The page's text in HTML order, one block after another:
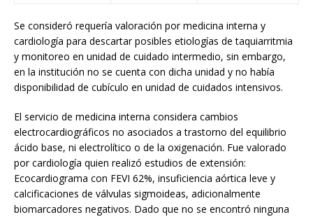
Se consideró requería valoración por medicina interna y
cardiología para descartar posibles etiologías de taquiarritmia
y monitoreo en unidad de cuidado intermedio, sin embargo,
en la institución no se cuenta con dicha unidad y no había
disponibilidad de cubículo en unidad de cuidados intensivos.
El servicio de medicina interna considera cambios
electrocardiográficos no asociados a trastorno del equilibrio
ácido base, ni electrolítico o de la oxigenación. Fue valorado
por cardiología quien realizó estudios de extensión:
Ecocardiograma con FEVI 62%, insuficiencia aórtica leve y
calcificaciones de válvulas sigmoideas, adicionalmente
biomarcadores negativos. Dado que no se encontró ninguna